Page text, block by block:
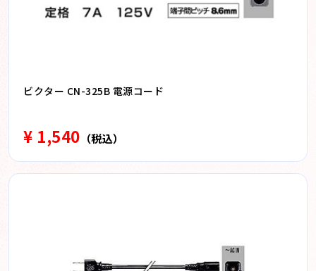
ビクター CN-325B 電源コード
¥ 1,540 （税込）